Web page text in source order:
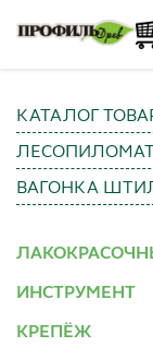
КАТАЛОГ
ВАГОНКА
ИНСТРУМЕНТ
КРЕПЁЖ